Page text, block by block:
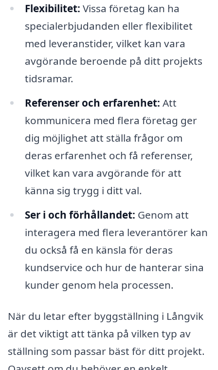
Flexibilitet: Vissa företag kan ha
specialerbjudanden eller flexibilitet
med leveranstider, vilket kan vara
avgörande beroende på ditt projekts
tidsramar.
Referenser och erfarenhet: Att
kommunicera med flera företag ger
dig möjlighet att ställa frågor om
deras erfarenhet och få referenser,
vilket kan vara avgörande för att
känna sig trygg i ditt val.
Ser i och förhållandet: Genom att
interagera med flera leverantörer kan
du också få en känsla för deras
kundservice och hur de hanterar sina
kunder genom hela processen.
När du letar efter byggställning i Långvik
är det viktigt att tänka på vilken typ av
ställning som passar bäst för ditt projekt.